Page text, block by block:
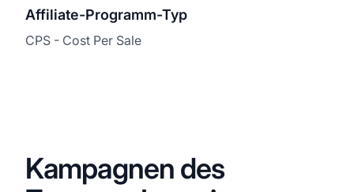
Affiliate-Programm-Typ
CPS - Cost Per Sale
Kampagnen des